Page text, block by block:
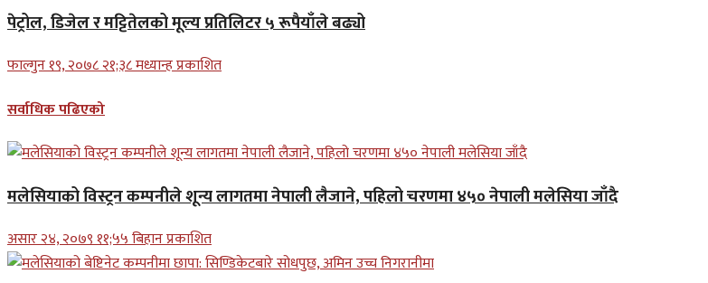
पेट्रोल, डिजेल र मट्टितेलको मूल्य प्रतिलिटर ५ रूपैयाँले बढ्यो
फाल्गुन १९, २०७८ २१;३८ मध्यान्ह प्रकाशित
सर्वाधिक पढिएको
मलेसियाको विस्ट्रन कम्पनीले शून्य लागतमा नेपाली लैजाने, पहिलो चरणमा ४५० नेपाली मलेसिया जाँदै
असार २४, २०७९ ११;५५ बिहान प्रकाशित